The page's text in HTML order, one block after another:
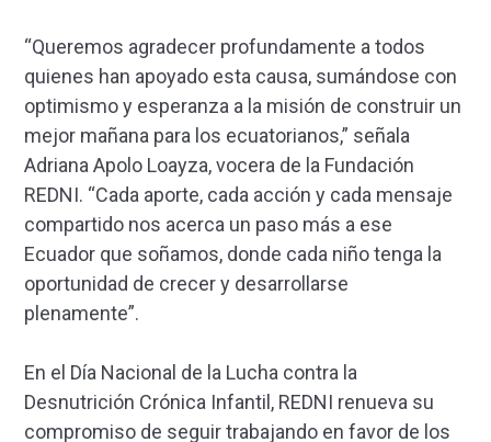
“Queremos agradecer profundamente a todos
quienes han apoyado esta causa, sumándose con
optimismo y esperanza a la misión de construir un
mejor mañana para los ecuatorianos,” señala
Adriana Apolo Loayza, vocera de la Fundación
REDNI. “Cada aporte, cada acción y cada mensaje
compartido nos acerca un paso más a ese
Ecuador que soñamos, donde cada niño tenga la
oportunidad de crecer y desarrollarse
plenamente”.
En el Día Nacional de la Lucha contra la
Desnutrición Crónica Infantil, REDNI renueva su
compromiso de seguir trabajando en favor de los